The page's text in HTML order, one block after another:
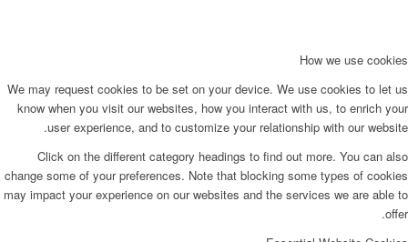
How we use cookies
We may request cookies to be set on your device. We use cookies to let us
know when you visit our websites, how you interact with us, to enrich your
user experience, and to customize your relationship with our website.
Click on the different category headings to find out more. You can also
change some of your preferences. Note that blocking some types of cookies
may impact your experience on our websites and the services we are able to
offer.